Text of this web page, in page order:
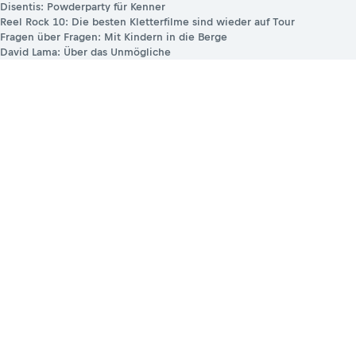
Disentis: Powderparty für Kenner
Reel Rock 10: Die besten Kletterfilme sind wieder auf Tour
Fragen über Fragen: Mit Kindern in die Berge
David Lama: Über das Unmögliche